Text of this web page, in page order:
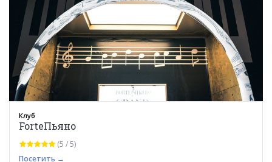
Клуб
ForteПьяно
(5 / 5)
Посетить →